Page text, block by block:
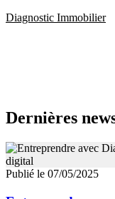
Diagnostic Immobilier
Dernières
Publié le 07/05/2025